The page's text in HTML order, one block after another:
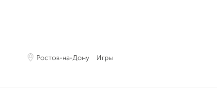
Ростов-на-Дону Игры